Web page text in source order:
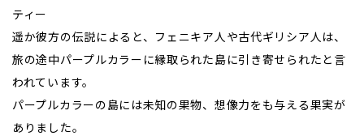
ティー
遥か彼方の伝説によると、フェニキア人や古代ギリシア人は、
旅の途中パープルカラーに縁取られた島に引き寄せられたと言
われています。
パープルカラーの島には未知の果物、想像力をも与える果実が
ありました。